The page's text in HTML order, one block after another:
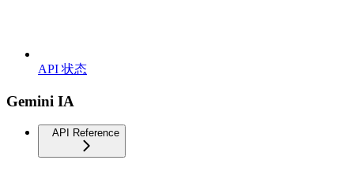
API 状态
Gemini IA
API Reference